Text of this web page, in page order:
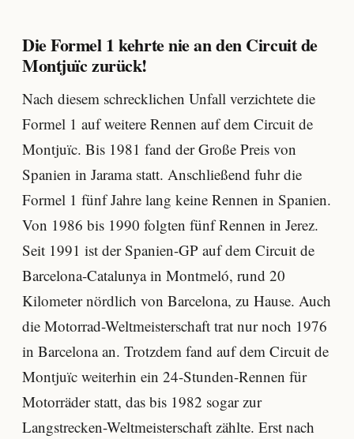
Die Formel 1 kehrte nie an den Circuit de
Montjuïc zurück!
Nach diesem schrecklichen Unfall verzichtete die
Formel 1 auf weitere Rennen auf dem Circuit de
Montjuïc. Bis 1981 fand der Große Preis von
Spanien in Jarama statt. Anschließend fuhr die
Formel 1 fünf Jahre lang keine Rennen in Spanien.
Von 1986 bis 1990 folgten fünf Rennen in Jerez.
Seit 1991 ist der Spanien-GP auf dem Circuit de
Barcelona-Catalunya in Montmeló, rund 20
Kilometer nördlich von Barcelona, zu Hause. Auch
die Motorrad-Weltmeisterschaft trat nur noch 1976
in Barcelona an. Trotzdem fand auf dem Circuit de
Montjuïc weiterhin ein 24-Stunden-Rennen für
Motorräder statt, das bis 1982 sogar zur
Langstrecken-Weltmeisterschaft zählte. Erst nach